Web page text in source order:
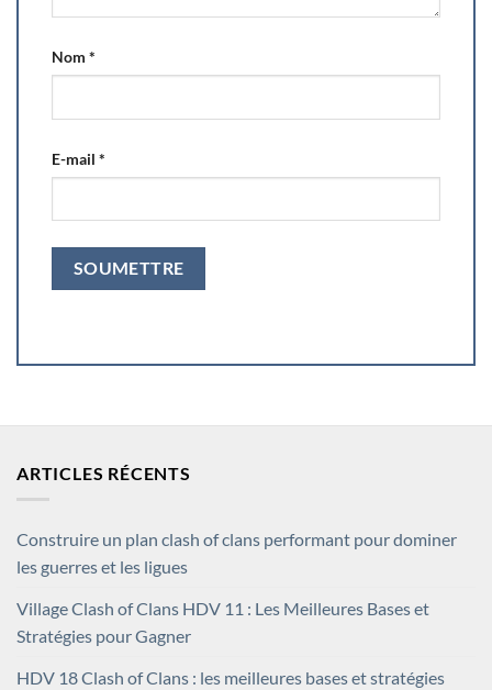
Nom *
E-mail *
ARTICLES RÉCENTS
Construire un plan clash of clans performant pour dominer
les guerres et les ligues
Village Clash of Clans HDV 11 : Les Meilleures Bases et
Stratégies pour Gagner
HDV 18 Clash of Clans : les meilleures bases et stratégies